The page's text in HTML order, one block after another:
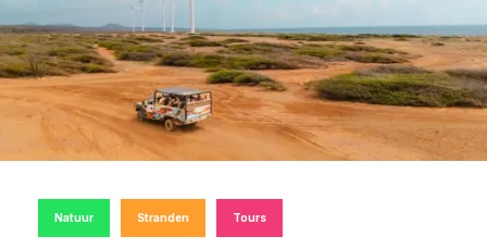
Natuur Stranden Tours